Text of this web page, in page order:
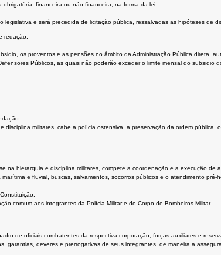
financeira ou não financeira, na forma da lei.
e será precedida de licitação pública, ressalvadas as hipóteses de
redação:
os proventos e as pensões no âmbito da Administração Pública direta,
Públicos, as quais não poderão exceder o limite mensal do subsidio
militares, cabe a polícia ostensiva, a preservação da ordem
na hierarquia e disciplina militares, compete a coordenação e a execução
e fluvial, buscas, salvamentos, socorros públicos e o atendimento pré-
comum aos integrantes da Polícia Militar e do Corpo de Bombeiros Militar.
de oficiais combatentes da respectiva corporação, forças auxiliares e
garantias, deveres e prerrogativas de seus integrantes, de maneira a